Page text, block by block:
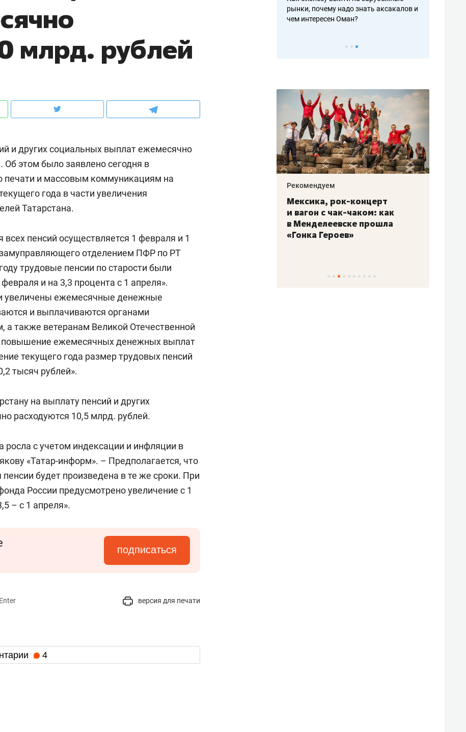
млрд. рублей
и других социальных выплат ежемесячно
Об этом было заявлено сегодня в
печати и массовым коммуникациям на
года в части увеличения
Татарстана.
пенсий осуществляется 1 февраля и 1
отделением ПФР по РТ
трудовые пенсии по старости были
и на 3,3 процента с 1 апреля».
увеличены ежемесячные денежные
и выплачиваются органами
а также ветеранам Великой Отечественной
повышение ежемесячных денежных выплат
текущего года размер трудовых пенсий
тысяч рублей».
на выплату пенсий и других
расходуются 10,5 млрд. рублей.
росла с учетом индексации и инфляции в
«Татар-информ». – Предполагается, что
будет произведена в те же сроки. При
России предусмотрено увеличение с 1
– с 1 апреля».
подписаться
версия для печати
4
клиентах и чудных запросах мастеров
рынки, почему надо знать аксакалов и
чем интересен Оман?
камер до квартиры и Face
ключа: какой будет
Рекомендуем
состоянием как основа
антихрупких команд
Рекомендуем
Мексика, рок-концерт
и вагон с чак-чаком: как
в Менделеевске прошла
«Гонка Героев»